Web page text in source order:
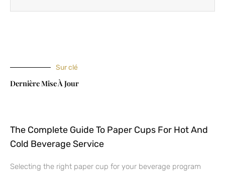
Sur clé
Dernière Mise À Jour
The Complete Guide To Paper Cups For Hot And
Cold Beverage Service
Selecting the right paper cup for your beverage program